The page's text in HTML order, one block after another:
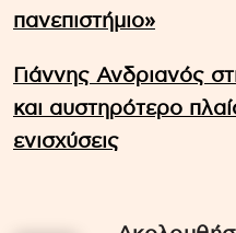
πανεπιστήμιο»
Γιάννης Ανδριανός
και αυστηρότερο
ενισχύσεις